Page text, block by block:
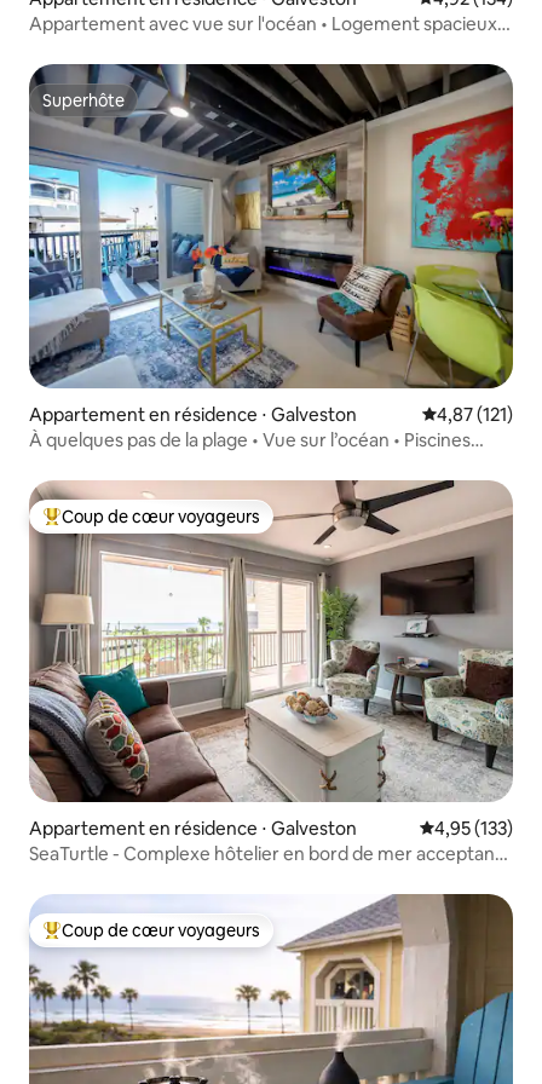
Appartement avec vue sur l'océan • Logement spacieux
Superhôte
Superhôte
Appartement en résidence ⋅ Galveston Évaluation
4,87 (121)
À quelques pas de la plage • Vue sur l’océan • Piscines
Coups de cœur voyageurs les plus appréciés
Coup de cœur voyageurs
Appartement en résidence ⋅ Galveston Évaluation
4,95 (133)
SeaTurtle - Complexe hôtelier en bord de mer acceptant
Coups de cœur voyageurs les plus appréciés
Coup de cœur voyageurs